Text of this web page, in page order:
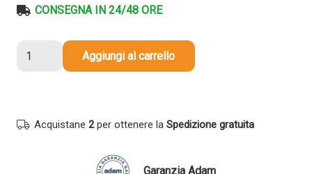
CONSEGNA IN 24/48 ORE
compatibile
CIANO
Aggiungi al carrello
Acquistane 2per ottenere la Spedizione gratuita
Garanzia Adam